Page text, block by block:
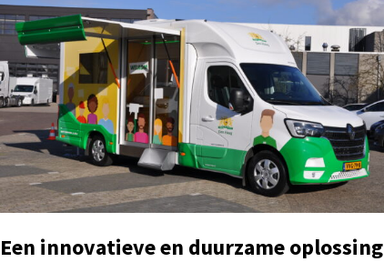
Een innovatieve en duurzame oplossing